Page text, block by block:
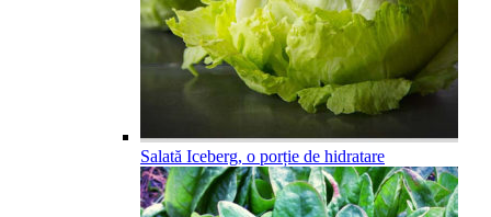
Salată Iceberg, o porție de hidratare